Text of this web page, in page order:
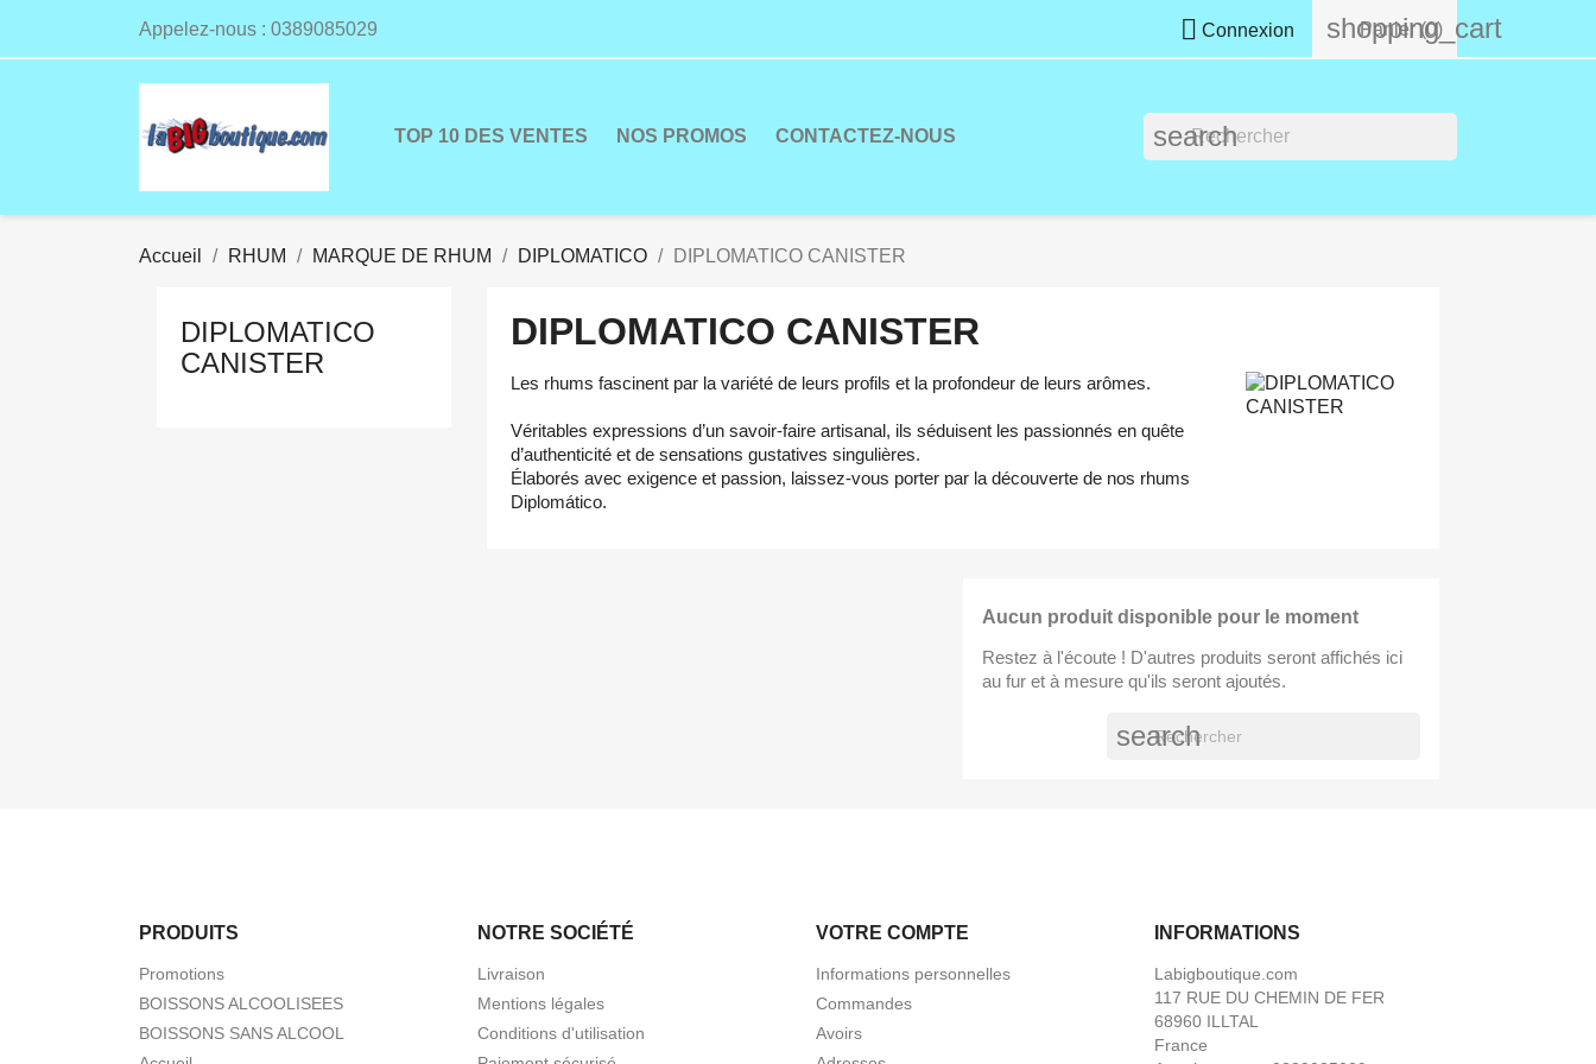
Appelez-nous : 0389085029  Connexion shopping_cart
Panier (0)
TOP 10 DES VENTES NOS PROMOS CONTACTEZ-NOUS search
Accueil RHUM MARQUE DE RHUM DIPLOMATICO DIPLOMATICO CANISTER
DIPLOMATICO
CANISTER
DIPLOMATICO CANISTER
Les rhums fascinent par la variété de leurs profils et la profondeur de leurs arômes.
Véritables expressions d’un savoir-faire artisanal, ils séduisent les passionnés en quête
d’authenticité et de sensations gustatives singulières.
Élaborés avec exigence et passion, laissez-vous porter par la découverte de nos rhums
Diplomático.
Aucun produit disponible pour le moment
Restez à l'écoute ! D'autres produits seront affichés ici
au fur et à mesure qu'ils seront ajoutés.
search
PRODUITS
Promotions
BOISSONS ALCOOLISEES
BOISSONS SANS ALCOOL
NOTRE SOCIÉTÉ
Livraison
Mentions légales
Conditions d'utilisation
VOTRE COMPTE
Informations personnelles
Commandes
Avoirs
INFORMATIONS
Labigboutique.com
117 RUE DU CHEMIN DE FER
68960 ILLTAL
France